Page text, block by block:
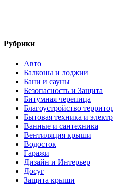
Рубрики
Авто
Балконы и лоджии
Бани и сауны
Безопасность и Защита
Битумная черепица
Благоустройство
Бытовая техника и
Ванные и сантехника
Вентиляция крыши
Водосток
Гаражи
Дизайн и Интерьер
Досуг
Защита крыши